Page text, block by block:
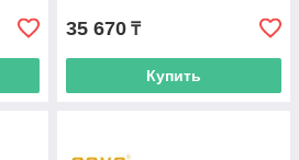
35 670 ₸
Купить